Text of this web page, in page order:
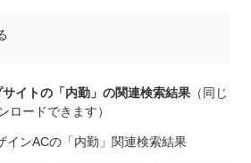
イトの「内勤」の関連検索結果 （同じ
ロードできます）
インACの「内勤」関連検索結果